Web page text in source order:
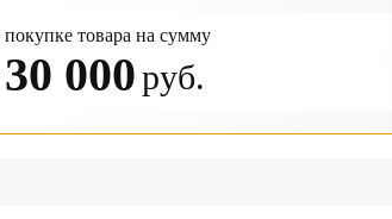
товара на сумму
30 000руб.